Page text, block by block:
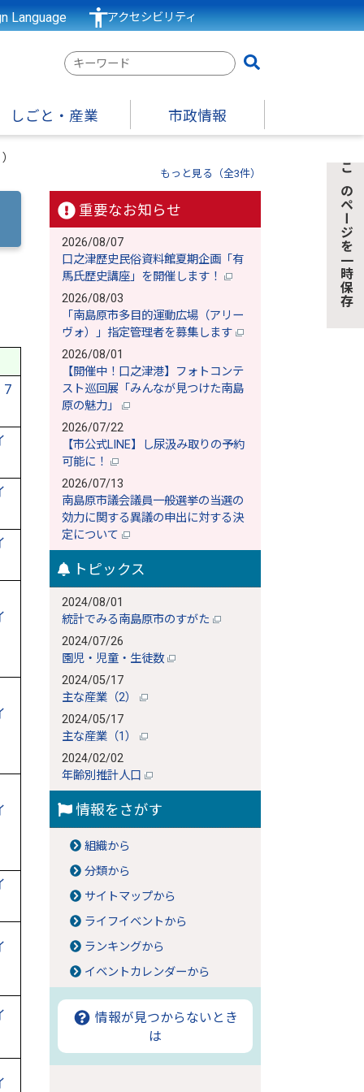
Language アクセシビリティ
検
ー
ワ
しごと・産業 市政情報
もっと見る（全3件）
7
重要なお知らせ
2026/08/07
口之津歴史民俗資料館夏期企画「有
馬氏歴史講座」を開催します！
2026/08/03
「南島原市多目的運動広場（アリー
ヴォ）」指定管理者を募集します
2026/08/01
【開催中！口之津港】フォトコンテ
スト巡回展「みんなが見つけた南島
原の魅力」
2026/07/22
【市公式LINE】し尿汲み取りの予約
可能に！
2026/07/13
南島原市議会議員一般選挙の当選の
効力に関する異議の申出に対する決
定について
トピックス
2024/08/01
統計でみる南島原市のすがた
2024/07/26
園児・児童・生徒数
2024/05/17
主な産業（2）
2024/05/17
主な産業（1）
2024/02/02
年齢別推計人口
情報をさがす
組織から
分類から
サイトマップから
ライフイベントから
ランキングから
イベントカレンダーから
情報が見つからないとき
は
このページを一時保存